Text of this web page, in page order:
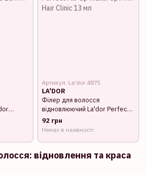
з
Артикул: La'dor 4875
LA'DOR
Філер для волосся
відновлюючий La'dor Perfect
Fill-Up Water Special Hair Clinic
13 мл
92 грн
Немає в наявності
відновлення та краса